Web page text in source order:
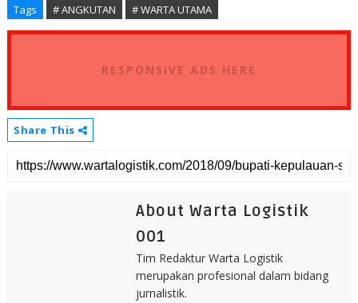
Tags # ANGKUTAN # WARTA UTAMA
RESPONSIVE ADS HERE
Share This
About Warta Logistik
001
Tim Redaktur Warta Logistik
merupakan profesional dalam bidang
jurnalistik.